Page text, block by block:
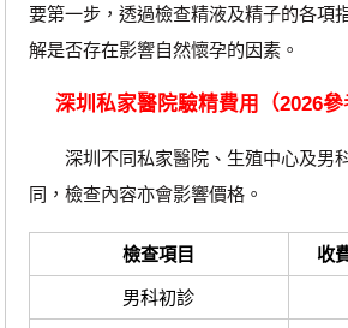
要第一步，透過檢查精液及精子的各項
解是否存在影響自然懷孕的因素。
深圳私家醫院驗精費用（2026參
深圳不同私家醫院、生殖中心及男
同，檢查內容亦會影響價格。
檢查項目 收
男科初診